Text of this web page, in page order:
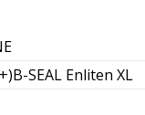
SEAL Enliten XL